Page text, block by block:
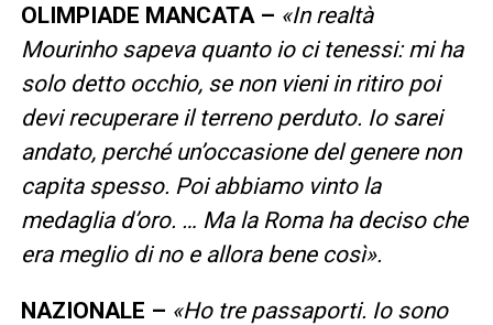
OLIMPIADE MANCATA – «In realtà
Mourinho sapeva quanto io ci tenessi: mi ha
solo detto occhio, se non vieni in ritiro poi
devi recuperare il terreno perduto. Io sarei
andato, perché un’occasione del genere non
capita spesso. Poi abbiamo vinto la
medaglia d’oro. … Ma la Roma ha deciso che
era meglio di no e allora bene così».
NAZIONALE – «Ho tre passaporti. Io sono